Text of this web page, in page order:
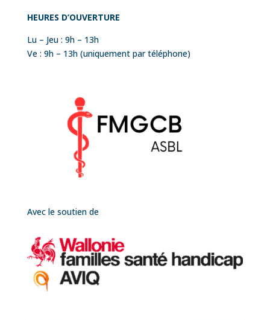
HEURES D’OUVERTURE
Lu – Jeu : 9h – 13h
Ve : 9h – 13h (uniquement par téléphone)
Avec le soutien de